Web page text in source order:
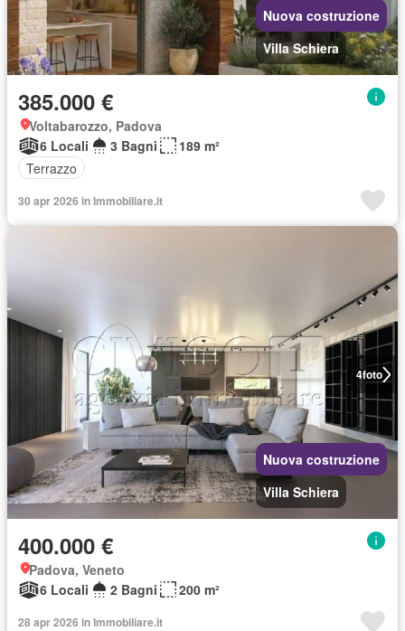
Nuova costruzione
Villa Schiera
385.000 €
Voltabarozzo, Padova
6 Locali
3 Bagni
189 m²
Terrazzo
30 apr 2026 in Immobiliare.it
4foto
Nuova costruzione
Villa Schiera
400.000 €
Padova, Veneto
6 Locali
2 Bagni 200 m²
28 apr 2026 in Immobiliare.it